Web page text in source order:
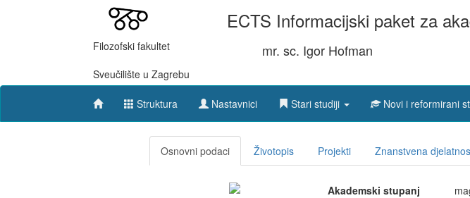
Filozofski fakultet
Sveučilište u Zagrebu
ECTS Informacijski paket za
mr. sc. Igor Hofman
Struktura Nastavnici Stari studiji Novi i reformirani
Osnovni podaci Životopis Projekti Znanstvena
Akademski stupanj